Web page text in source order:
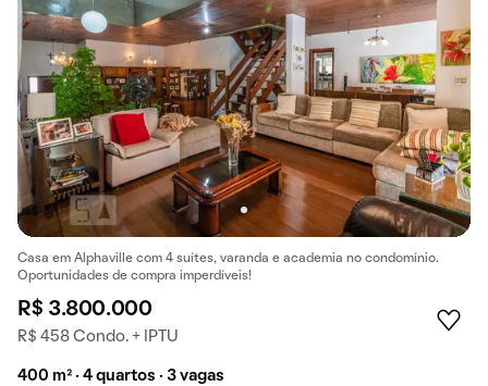
Casa em Alphaville com 4 suítes, varanda e academia no condomínio.
Oportunidades de compra imperdíveis!
R$ 3.800.000
R$ 458 Condo. + IPTU
400 m² · 4 quartos · 3 vagas